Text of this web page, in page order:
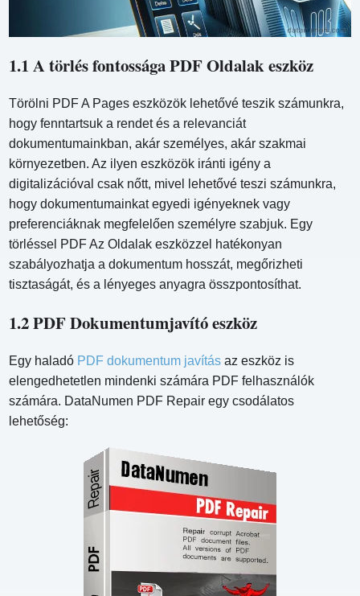
1.1 A törlés fontossága PDF Oldalak eszköz
Törölni PDF A Pages eszközök lehetővé teszik számunkra,
hogy fenntartsuk a rendet és a relevanciát
dokumentumainkban, akár személyes, akár szakmai
környezetben. Az ilyen eszközök iránti igény a
digitalizációval csak nőtt, mivel lehetővé teszi számunkra,
hogy dokumentumainkat egyedi igényeknek vagy
preferenciáknak megfelelően személyre szabjuk. Egy
törléssel PDF Az Oldalak eszközzel hatékonyan
szabályozhatja a dokumentum hosszát, megőrizheti
tisztaságát, és a lényeges anyagra összpontosíthat.
1.2 PDF Dokumentumjavító eszköz
Egy haladó PDF dokumentum javítás az eszköz is
elengedhetetlen mindenki számára PDF felhasználók
számára. DataNumen PDF Repair egy csodálatos
lehetőség: